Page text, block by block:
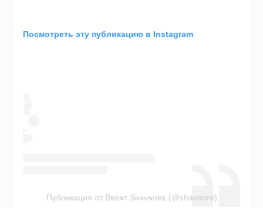
Посмотреть эту публикацию в Instagram
Публикация от Bʀᴇɴᴛ Sʜᴀᴠɴᴏʀᴇ (@shavnore)